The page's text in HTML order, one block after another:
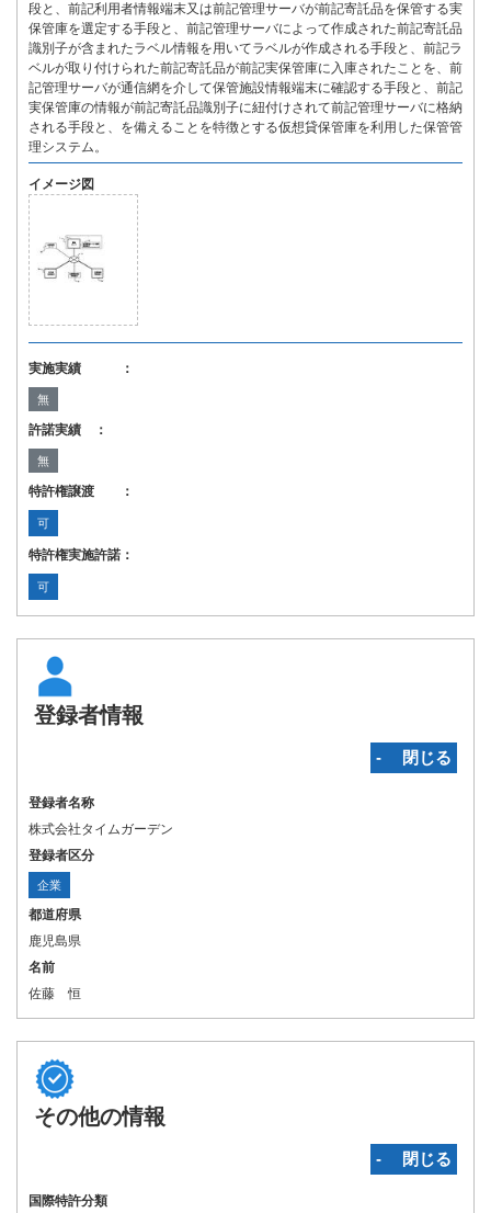
段と、前記利用者情報端末又は前記管理サーバが前記寄託品を保管する実
保管庫を選定する手段と、前記管理サーバによって作成された前記寄託品
識別子が含まれたラベル情報を用いてラベルが作成される手段と、前記ラ
ベルが取り付けられた前記寄託品が前記実保管庫に入庫されたことを、前
記管理サーバが通信網を介して保管施設情報端末に確認する手段と、前記
実保管庫の情報が前記寄託品識別子に紐付けされて前記管理サーバに格納
される手段と、を備えることを特徴とする仮想貸保管庫を利用した保管管
理システム。
イメージ図
実施実績 ：
無
許諾実績 ：
無
特許権譲渡 ：
可
特許権実施許諾：
可
登録者情報
‐ 閉じる
登録者名称
株式会社タイムガーデン
登録者区分
企業
都道府県
鹿児島県
名前
佐藤 恒
その他の情報
‐ 閉じる
国際特許分類